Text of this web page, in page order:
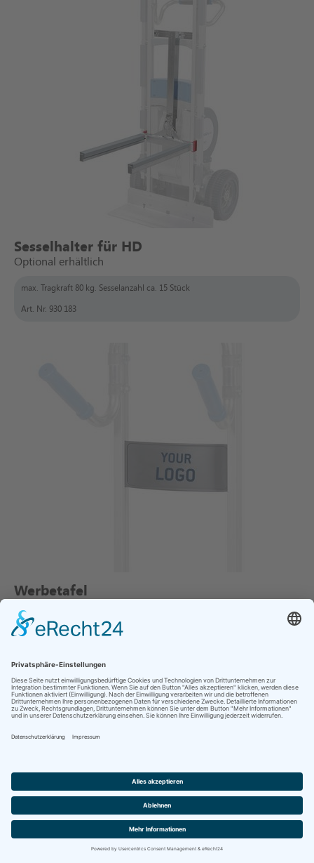
Sesselhalter für HD
Optional erhältlich
max. Tragkraft 80 kg. Sesselanzahl ca. 15 Stück
Art. Nr. 930 183
Werbetafel
zur Personalisierung Ihres Treppensteigers